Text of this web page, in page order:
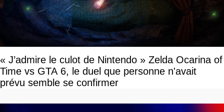
« J’admire le culot de Nintendo » Zelda Ocarina of
Time vs GTA 6, le duel que personne n'avait
prévu semble se confirmer